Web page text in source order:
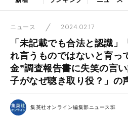
ニュース 2024.02.17
「未記載でも合法と認識」
れ言うものではないと育っ
金”調査報告書に失笑の言
子がなぜ聴き取り役？」の
集英社オンライン編集部ニュース班